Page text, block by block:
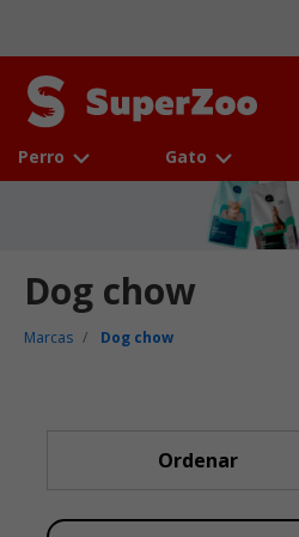
Perro Gato
Dog chow
Marcas Dog chow